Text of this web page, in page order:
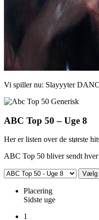
Vi spiller nu: Slayyyter
ABC Top 50 – Uge 8
Her er listen over de største
ABC Top 50 bliver sendt
Placering
Sidste uge
1